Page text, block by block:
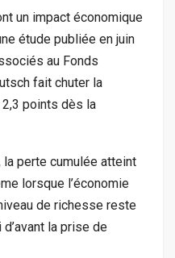
un impact économique
étude publiée en juin
au Fonds
fait chuter la
2,3 points dès la
la perte cumulée atteint
lorsque l’économie
de richesse reste
la prise de